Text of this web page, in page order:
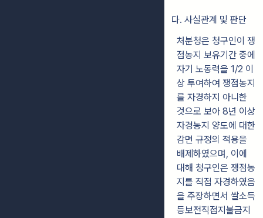
다. 사실관계 및 판단
처분청은 청구인이 쟁
점농지 보유기간 중에
자기 노동력을 1/2 이
상 투여하여 쟁점농지
를 자경하지 아니한
것으로 보아 8년 이상
자경농지 양도에 대한
감면 규정의 적용을
배제하였으며, 이에
대해 청구인은 쟁점농
지를 직접 자경하였음
을 주장하면서 쌀소득
등보전직접지불금지